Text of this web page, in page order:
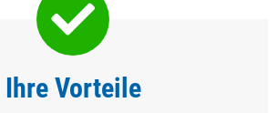
Ihre Vorteile